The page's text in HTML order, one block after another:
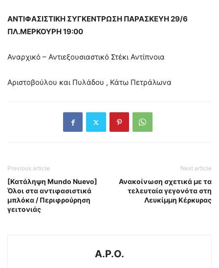
ΑΝΤΙΦΑΣΙΣΤΙΚΗ ΣΥΓΚΕΝΤΡΩΣΗ ΠΑΡΑΣΚΕΥΗ 29/6
ΠΛ.ΜΕΡΚΟΥΡΗ 19:00
Αναρχικό – Αντιεξουσιαστικό Στέκι Αντίπνοια
Αριστοβούλου και Πυλάδου , Κάτω Πετράλωνα
Previous article
[Κατάληψη Mundo Nuevo]
Όλοι στα αντιφασιστικά
μπλόκα / Περιφρούρηση
γειτονιάς
Next article
Ανακοίνωση σχετικά με τα
τελευταία γεγονότα στη
Λευκίμμη Κέρκυρας
A.P.O.